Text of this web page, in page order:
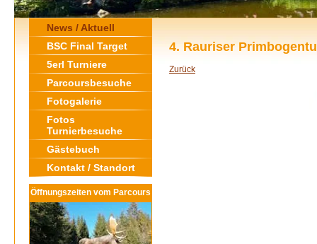
News / Aktuell
BSC Final Target
5erl Turniere
Parcoursbesuche
Fotogalerie
Fotos
Turnierbesuche
Gästebuch
Kontakt / Standort
Öffnungszeiten vom Parcours
4. Rauriser
Zurück